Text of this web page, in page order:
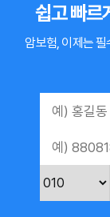
쉽고 빠르
암보험, 이제는 필